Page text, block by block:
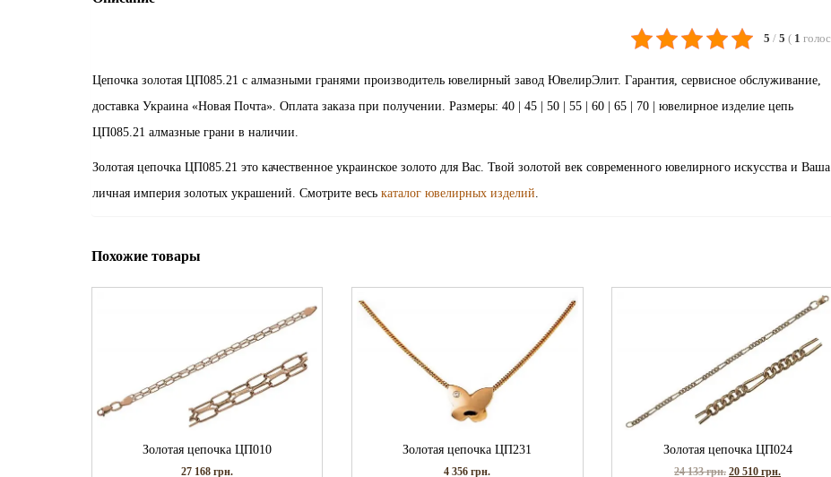
5 / 5 ( 1 голос
Цепочка золотая ЦП085.21 с алмазными гранями производитель ювелирный завод ЮвелирЭлит. Гарантия, сервисное обслуживание,
доставка Украина «Новая Почта». Оплата заказа при получении. Размеры: 40 | 45 | 50 | 55 | 60 | 65 | 70 | ювелирное изделие цепь
ЦП085.21 алмазные грани в наличии.
Золотая цепочка ЦП085.21 это качественное украинское золото для Вас. Твой золотой век современного ювелирного искусства и Ваша
личная империя золотых украшений. Смотрите весь каталог ювелирных изделий.
Похожие товары
Золотая цепочка ЦП010
27 168грн.
Золотая цепочка ЦП231
4 356грн.
Золотая цепочка ЦП024
24 133грн. 20 510грн.